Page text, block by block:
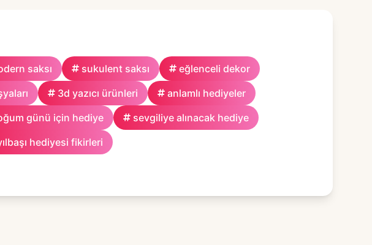
saksı sukulent saksı
eğlenceli dekor
3d yazıcı ürünleri
anlamlı hediyeler
günü için hediye
sevgiliye alınacak hediye
hediyesi fikirleri